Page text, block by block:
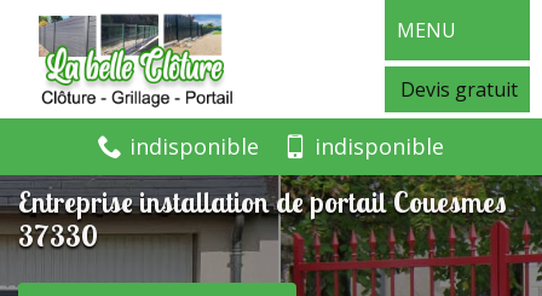
MENU
Devis gratuit
indisponible indisponible
Entreprise installation de portail Couesmes
37330